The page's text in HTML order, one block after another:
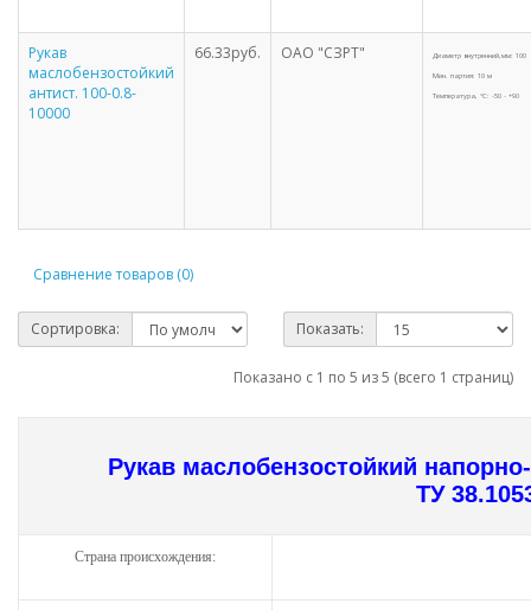
Рукав
маслобензостойкий
антист. 100-0.8-
10000
66.33руб. ОАО "СЗРТ" Диаметр внутренний,мм: 100
Мин. партия: 10 м
Температура, °С: -50 - +90
Сравнение товаров (0)
Сортировка: Показать:
Показано с 1 по 5 из 5 (всего 1 страниц)
Рукав маслобензостойкий
ТУ
Страна происхождения: